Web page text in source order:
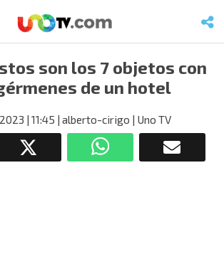
son los 7 objetos con
de un hotel
| 11:45 | alberto-cirigo | Uno TV